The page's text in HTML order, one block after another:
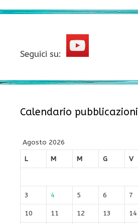
Seguici su:
Calendario pubblicazioni
Agosto 2026
L
M M G V
3 4 5 6 7
10 11 12 13 14